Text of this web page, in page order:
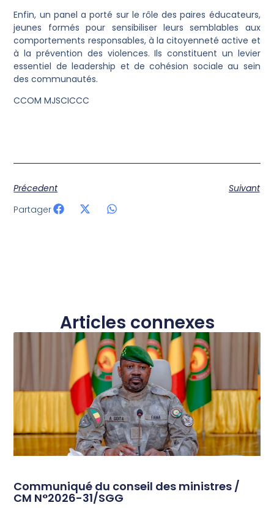
Enfin, un panel a porté sur le rôle des paires éducateurs,
jeunes formés pour sensibiliser leurs semblables aux
comportements responsables, à la citoyenneté active et
à la prévention des violences. Ils constituent un levier
essentiel de leadership et de cohésion sociale au sein
des communautés.
CCOM MJSCICCC
Précedent
Suivant
Partager
Articles connexes
Communiqué du conseil des ministres /
CM N°2026-31/SGG